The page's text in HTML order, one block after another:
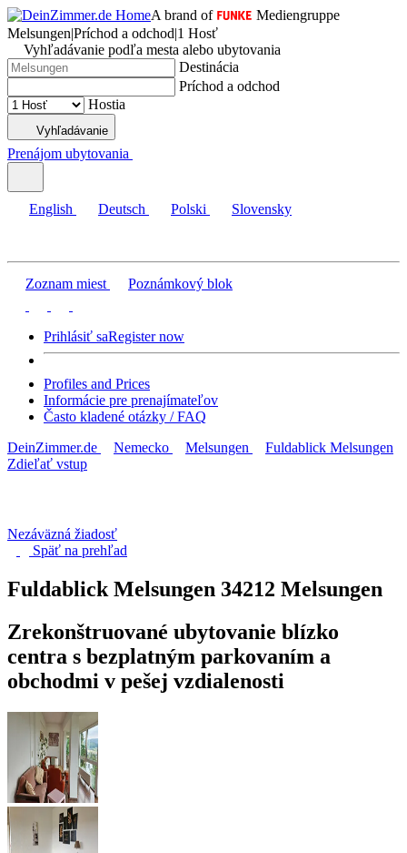
A brand of
Mediengruppe
Melsungen|Príchod a odchod|1 Hosť
Vyhľadávanie podľa mesta alebo ubytovania
Destinácia
Príchod a odchod
Hostia
Vyhľadávanie
Prenájom ubytovania
English Deutsch Polski Slovensky
Zoznam miest Poznámkový blok
Prihlásiť saRegister now
Profiles and Prices
Informácie pre prenajímateľov
Často kladené otázky / FAQ
DeinZimmer.de
Nemecko Melsungen
Fuldablick Melsungen
Zdieľať vstup
Nezáväzná žiadosť
Späť na prehľad
Fuldablick Melsungen 34212 Melsungen
Zrekonštruované ubytovanie blízko
centra s bezplatným parkovaním a
obchodmi v pešej vzdialenosti